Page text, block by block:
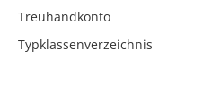
Treuhandkonto
Typklassenverzeichnis